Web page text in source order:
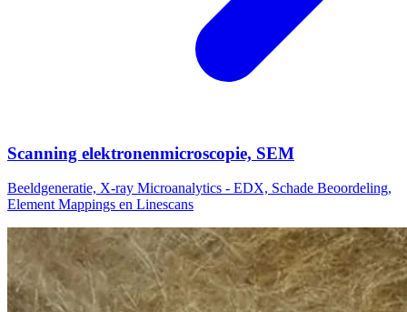
Scanning elektronenmicroscopie, SEM
Beeldgeneratie, X-ray Microanalytics - EDX, Schade Beoordeling,
Element Mappings en Linescans